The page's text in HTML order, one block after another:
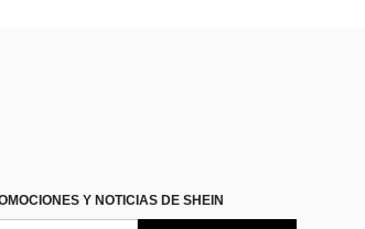
Y NOTICIAS DE SHEIN